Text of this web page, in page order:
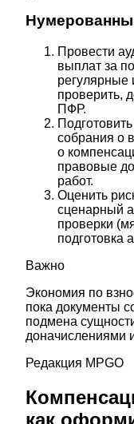
Провести
выплат за
регулярные
проверить,
ПФР.
собрания о
о
правовые
работ.
Оценить
сценарный
проверки
подготовка
Важно
Экономия по
пока документы
подмена
доначислениями
Редакция MPGO
как